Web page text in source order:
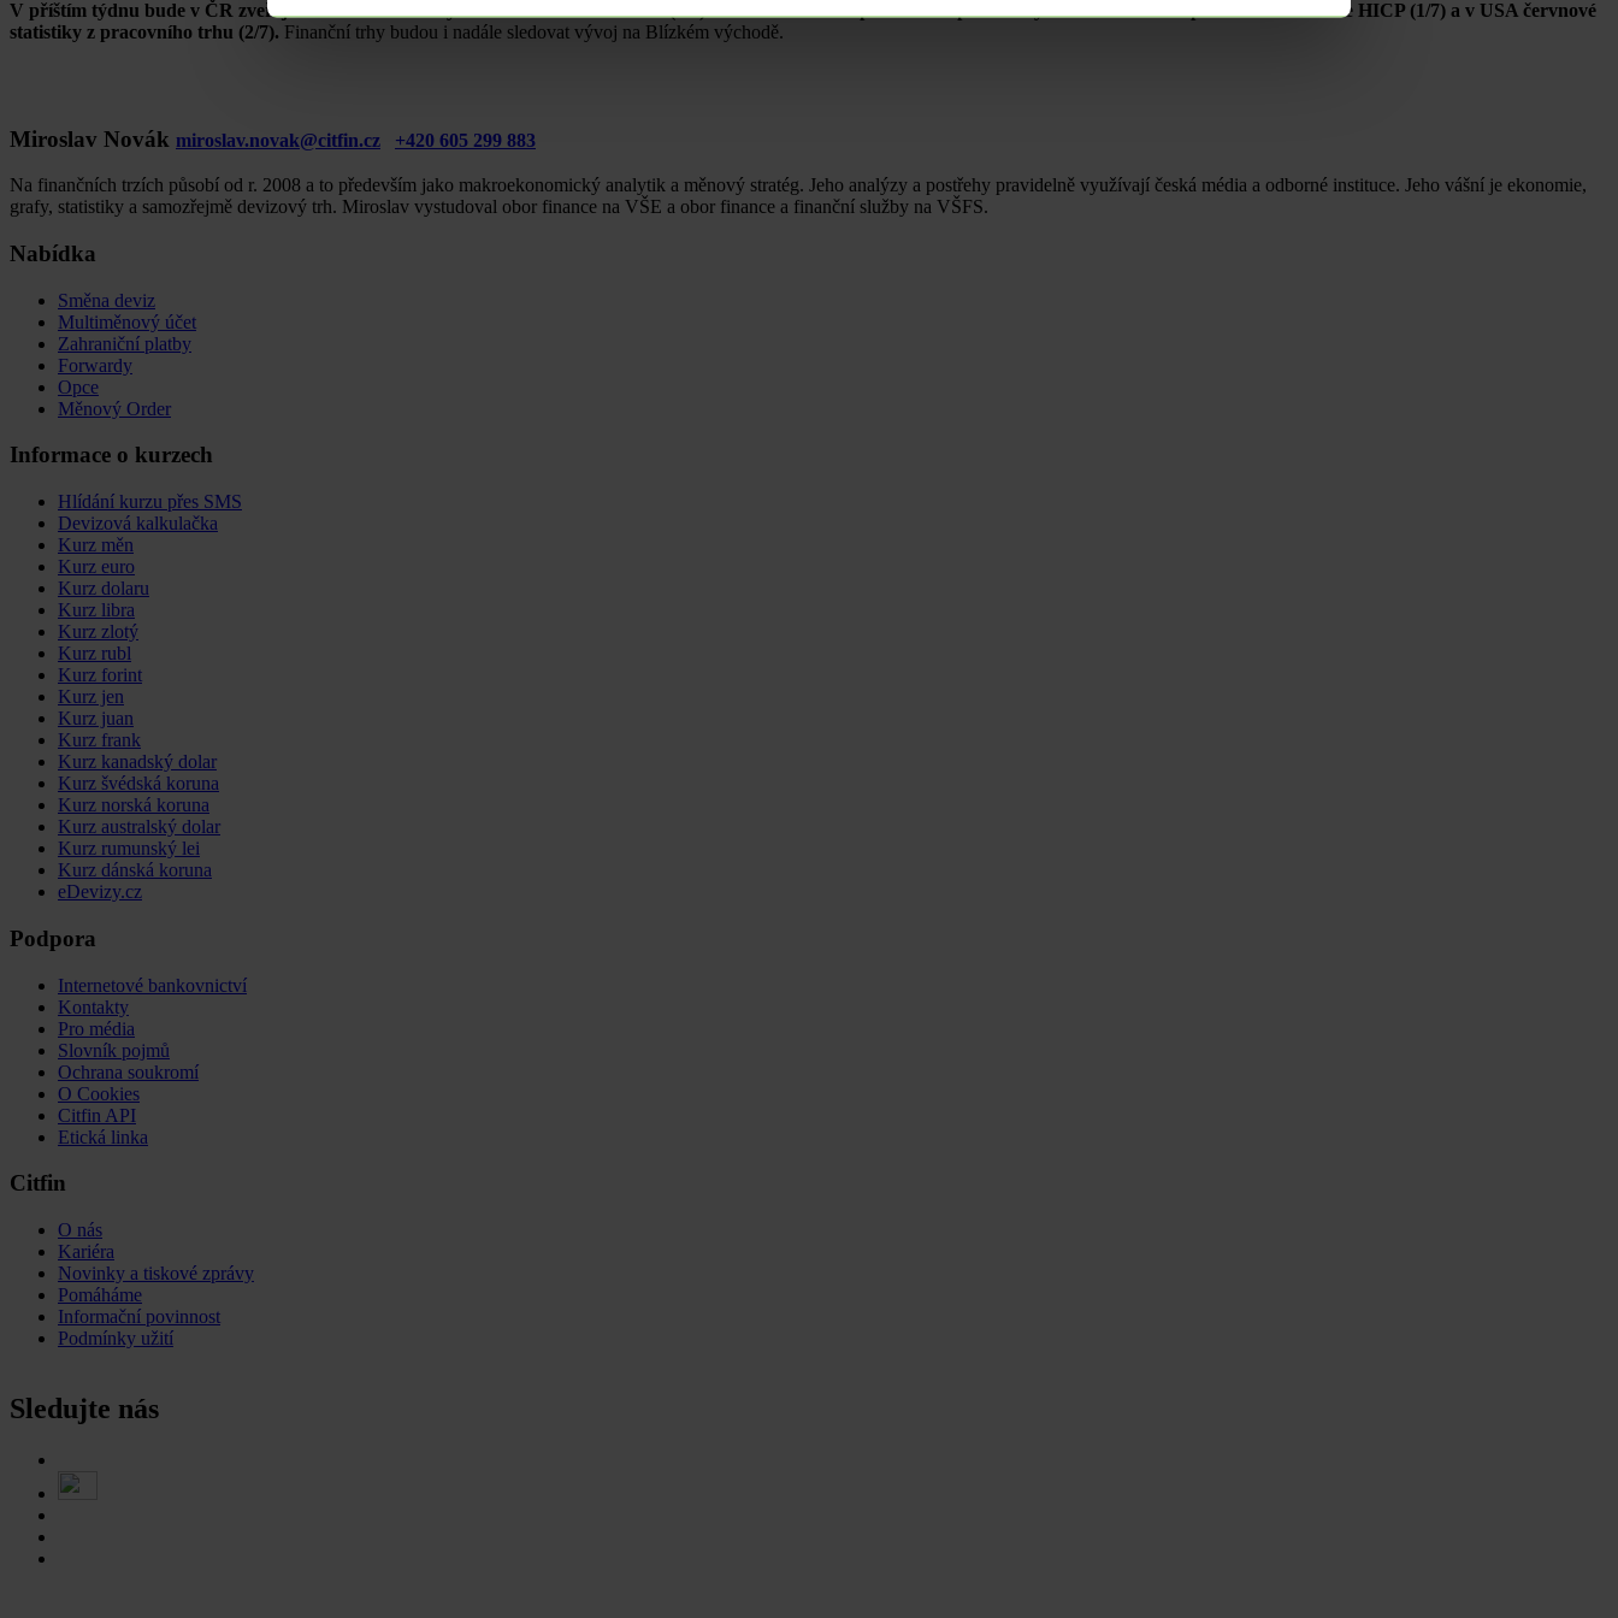
V příštím týdnu bude v ČR zveřejněn index PMI ve výrobním sektoru za červen (1/7). V eurozóně bude publikován předběžný odhad červnové spotřebitelské inflace HICP (1/7) a v USA červnové
statistiky z pracovního trhu (2/7). Finanční trhy budou i nadále sledovat vývoj na Blízkém východě.
Miroslav Novák miroslav.novak@citfin.cz +420 605 299 883
Na finančních trzích působí od r. 2008 a to především jako makroekonomický analytik a měnový stratég. Jeho analýzy a postřehy pravidelně využívají česká média a odborné instituce. Jeho vášní je ekonomie,
grafy, statistiky a samozřejmě devizový trh. Miroslav vystudoval obor finance na VŠE a obor finance a finanční služby na VŠFS.
Nabídka
Směna deviz
Multiměnový účet
Zahraniční platby
Forwardy
Opce
Měnový Order
Informace o kurzech
Hlídání kurzu přes SMS
Devizová kalkulačka
Kurz měn
Kurz euro
Kurz dolaru
Kurz libra
Kurz zlotý
Kurz rubl
Kurz forint
Kurz jen
Kurz juan
Kurz frank
Kurz kanadský dolar
Kurz švédská koruna
Kurz norská koruna
Kurz australský dolar
Kurz rumunský lei
Kurz dánská koruna
eDevizy.cz
Podpora
Internetové bankovnictví
Kontakty
Pro média
Slovník pojmů
Ochrana soukromí
O Cookies
Citfin API
Etická linka
Citfin
O nás
Kariéra
Novinky a tiskové zprávy
Pomáháme
Informační povinnost
Podmínky užití
Sledujte nás